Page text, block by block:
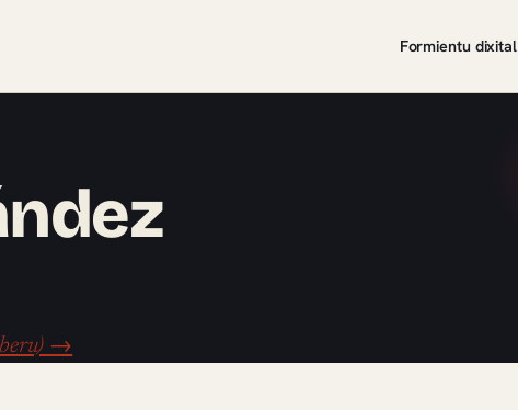
Formientu dixital
→